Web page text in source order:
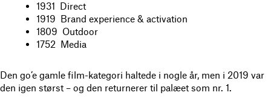
1931 Direct
1919 Brand experience & activation
1809 Outdoor
1752 Media
Den go’e gamle film-kategori haltede i nogle år, men i 2019 var
den igen størst – og den returnerer til palæet som nr. 1.